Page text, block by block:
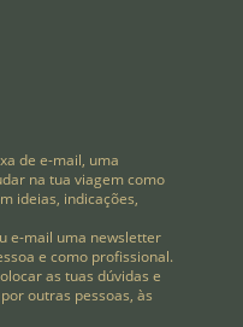
de e-mail, uma
na tua viagem como
ideias, indicações,
e-mail uma newsletter
e como profissional.
as tuas dúvidas e
outras pessoas, às